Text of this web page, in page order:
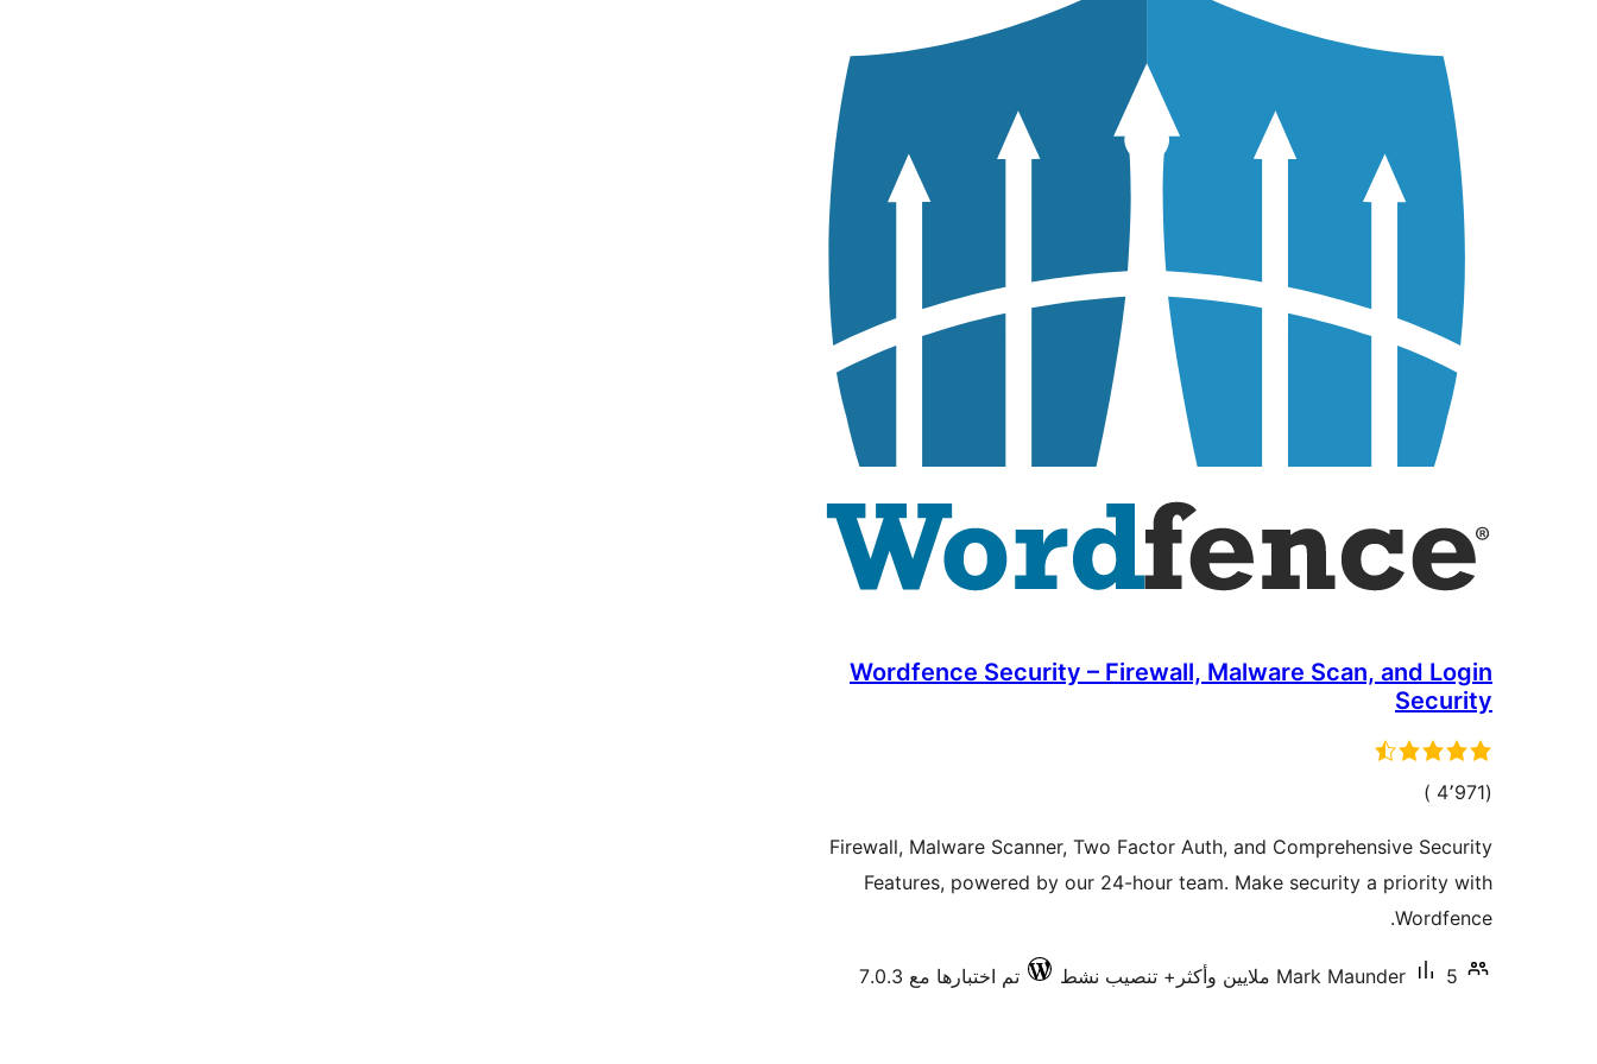
Wordfence Security – Firewall, Malware Scan, and Login
Security
(4٬971
إجمالي)
Firewall, Malware Scanner, Two Factor Auth, and Comprehensive Security
Features, powered by our 24-hour team. Make security a priority with
Wordfence.
Mark Maunder 5 ملايين وأكثر+ تنصيب نشط تم اختبارها مع 7.0.3